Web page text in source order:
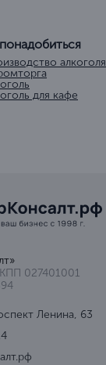
алкоголя
для кафе
027401001
Ленина, 63